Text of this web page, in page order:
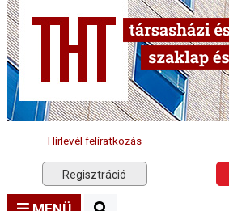
Hírlevél feliratkozás
Regisztráció